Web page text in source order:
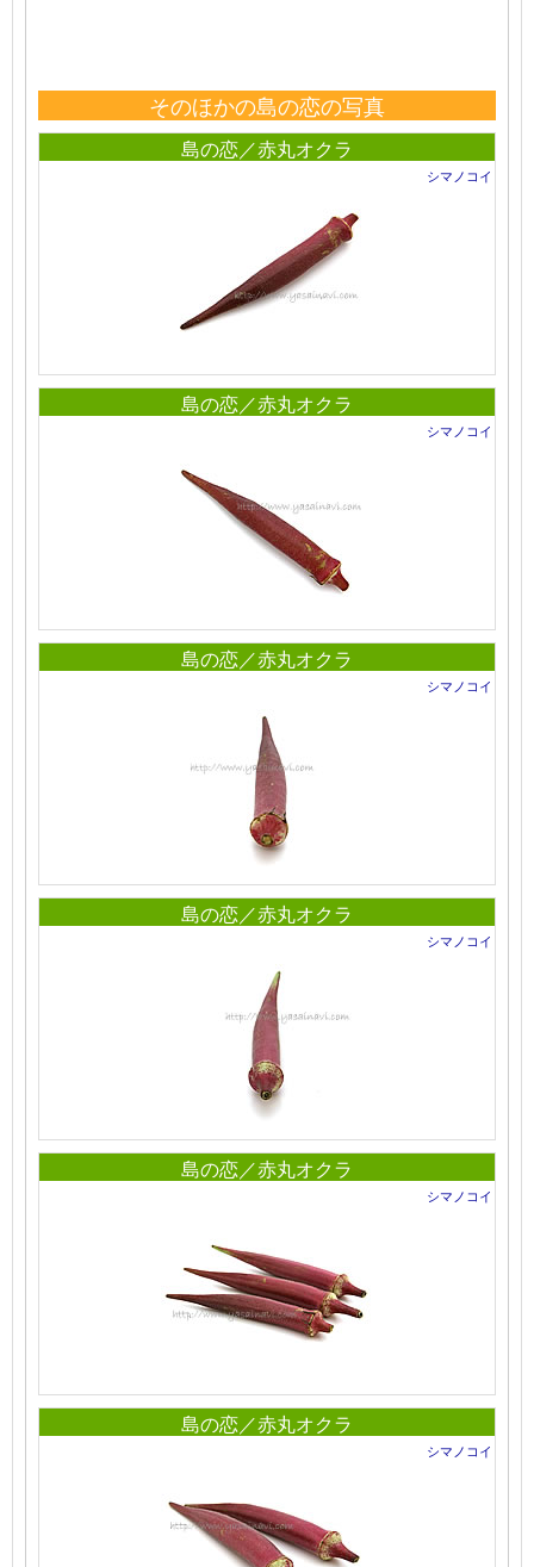
そのほかの島の恋の写真
島の恋／赤丸オクラ
シマノコイ
島の恋／赤丸オクラ
シマノコイ
島の恋／赤丸オクラ
シマノコイ
島の恋／赤丸オクラ
シマノコイ
島の恋／赤丸オクラ
シマノコイ
島の恋／赤丸オクラ
シマノコイ